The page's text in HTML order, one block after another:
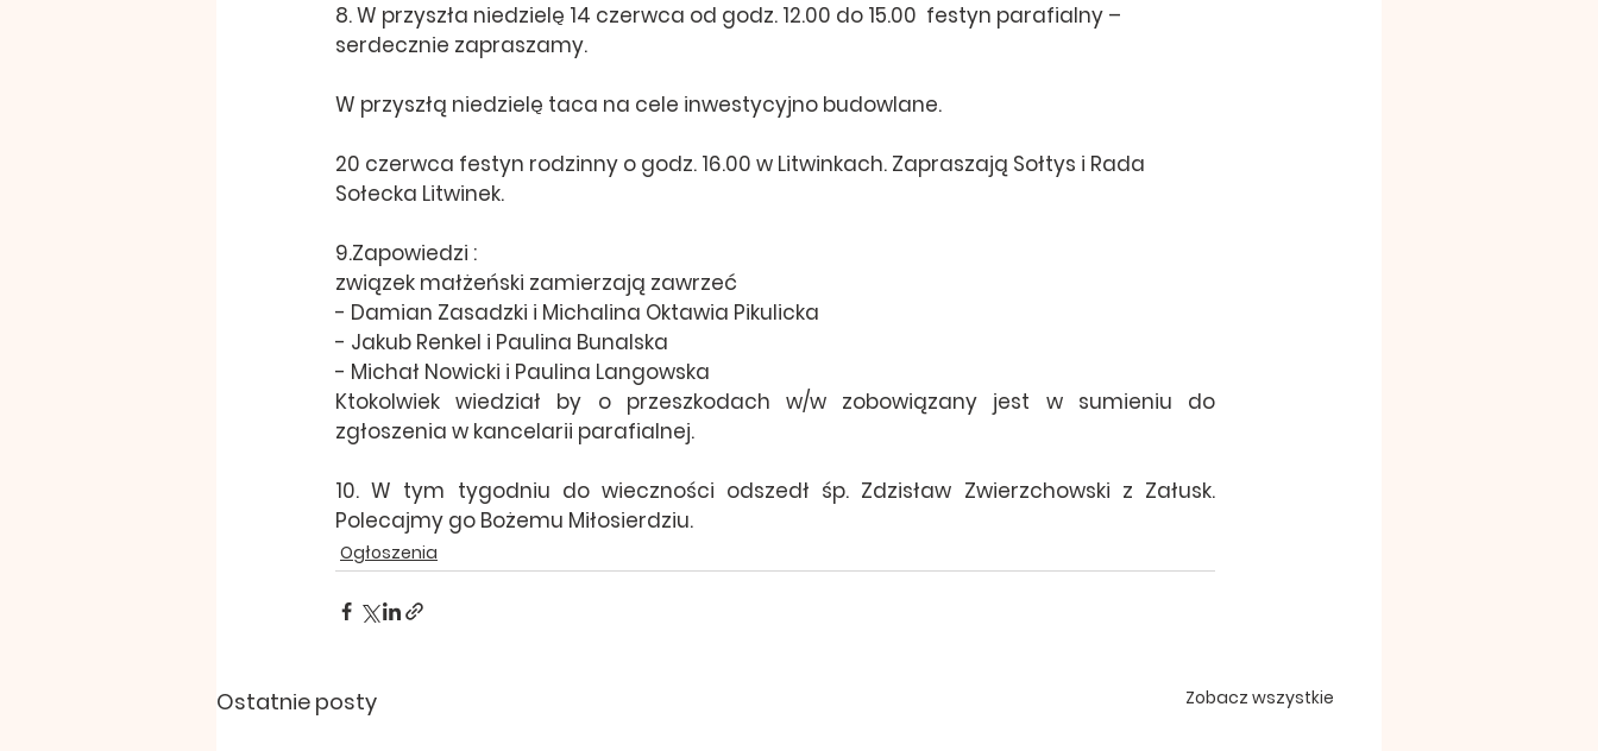
8. W przyszła niedzielę 14 czerwca od godz. 12.00 do 15.00  festyn parafialny –
serdecznie zapraszamy.
W przyszłą niedzielę taca na cele inwestycyjno budowlane.
20 czerwca festyn rodzinny o godz. 16.00 w Litwinkach. Zapraszają Sołtys i Rada
Sołecka Litwinek.
9.Zapowiedzi :
związek małżeński zamierzają zawrzeć
- Damian Zasadzki i Michalina Oktawia Pikulicka
- Jakub Renkel i Paulina Bunalska
- Michał Nowicki i Paulina Langowska
Ktokolwiek wiedział by o przeszkodach w/w zobowiązany jest w sumieniu do
zgłoszenia w kancelarii parafialnej.
10. W tym tygodniu do wieczności odszedł śp. Zdzisław Zwierzchowski z Załusk.
Polecajmy go Bożemu Miłosierdziu.
Ogłoszenia
Ostatnie posty Zobacz wszystkie